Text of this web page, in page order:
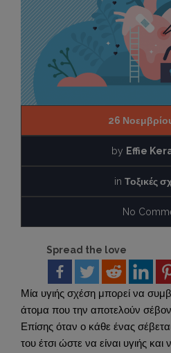
26
by Effie
in Τοξικές
No
Spread the love
Μία υγιής σχέση μπορεί να
άτομα που την αποτελούν
Επίσης όταν ο κάθε ένας
του έτσι ώστε να είναι υγιής